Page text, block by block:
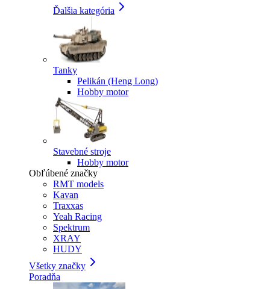
Ďalšia kategória
Tanky
Pelikán (Heng Long)
Hobby motor
Stavebné stroje
Hobby motor
Obľúbené značky
RMT models
Kavan
Traxxas
Yeah Racing
Spektrum
XRAY
HUDY
Všetky značky
Poradňa